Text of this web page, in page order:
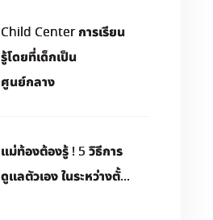
Child Center การเรียน
รู้โดยที่เด็กเป็น
ศูนย์กลาง
​แม่ท้องต้องรู้ ! 5 วิธีการ
ดูแลตัวเอง ในระหว่างตั้...